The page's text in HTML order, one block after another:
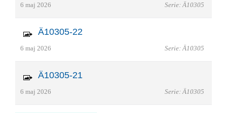
6 maj 2026 Serie: Ä10305
Ä10305-22
6 maj 2026 Serie: Ä10305
Ä10305-21
6 maj 2026 Serie: Ä10305